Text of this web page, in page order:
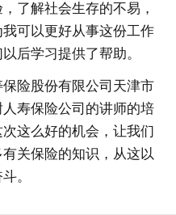
了解社会生存的不易，
可以更好从事这份工作
后学习提供了帮助。
险股份有限公司天津市
寿保险公司的讲师的培
这么好的机会，让我们
关保险的知识，从这以
。